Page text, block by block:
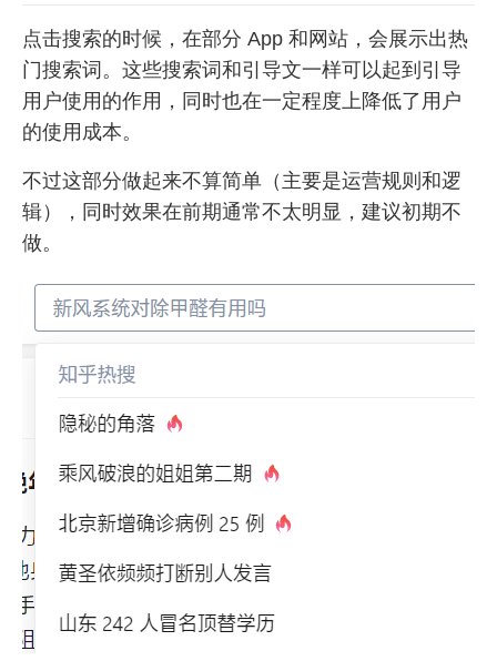
点击搜索的时候，在部分 App 和网站，会展示出热
门搜索词。这些搜索词和引导文一样可以起到引导
用户使用的作用，同时也在一定程度上降低了用户
的使用成本。
不过这部分做起来不算简单（主要是运营规则和逻
辑），同时效果在前期通常不太明显，建议初期不
做。